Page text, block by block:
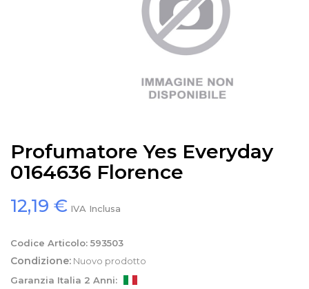
Profumatore Yes Everyday
0164636 Florence
12,19 € IVA Inclusa
Codice Articolo: 593503
Condizione: Nuovo prodotto
Garanzia Italia 2 Anni: